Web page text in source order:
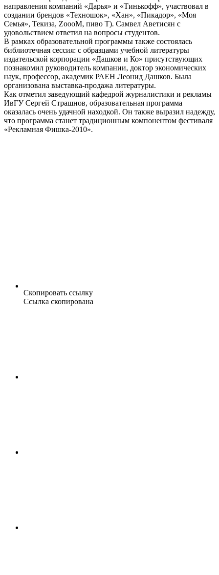
направления компаний «Дарья» и «Тинькофф», участвовал в
создании брендов «Техношок», «Хан», «Пикадор», «Моя
Семья», Текиза, ZoooM, пиво Т). Самвел Аветисян с
удовольствием ответил на вопросы студентов.
В рамках образовательной программы также состоялась
библиотечная сессия: с образцами учебной литературы
издательской корпорации «Дашков и Ко» присутствующих
познакомил руководитель компании, доктор экономических
наук, профессор, академик РАЕН Леонид Дашков. Была
организована выставка-продажа литературы.
Как отметил заведующий кафедрой журналистики и рекламы
ИвГУ Сергей Страшнов, образовательная программа
оказалась очень удачной находкой. Он также выразил надежду,
что программа станет традиционным компонентом фестиваля
«Рекламная Фишка-2010».
Скопировать ссылку
Ссылка скопирована